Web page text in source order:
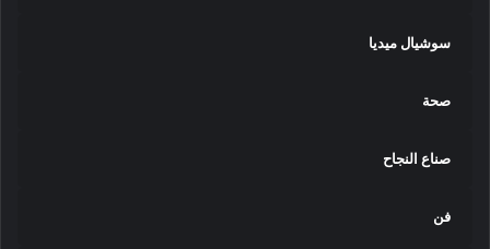
سوشيال ميديا
صحة
صناع النجاح
فن